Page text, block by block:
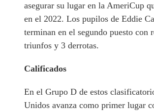
asegurar su lugar en la AmeriCup
en el 2022. Los pupilos de Eddie
terminan en el segundo puesto con
triunfos y 3 derrotas.
Calificados
En el Grupo D de estos
Unidos avanza como primer lugar